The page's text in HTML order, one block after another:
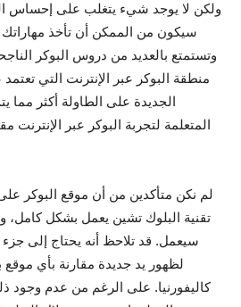
ولكن لا يوجد شيء يتغلب على إحساس
سيكون من الممكن أن تأخذ مهاراتك
وتستمتع بالعديد من دروس البوكر
منطقة البوكر عبر الإنترنت التي
الجديدة على الطاولة أكثر مما
المتعلمة لتجربة البوكر عبر الإنترنت
لم نكن متأكدين من أن موقع البوكر
تقنية البلوك تشين يعمل بشكل كامل،
سيعمل. قد تلاحظ أنه يحتاج إلى
لظهور يد جديدة مقارنة بأي
كاليفورنيا. على الرغم من عدم وجود